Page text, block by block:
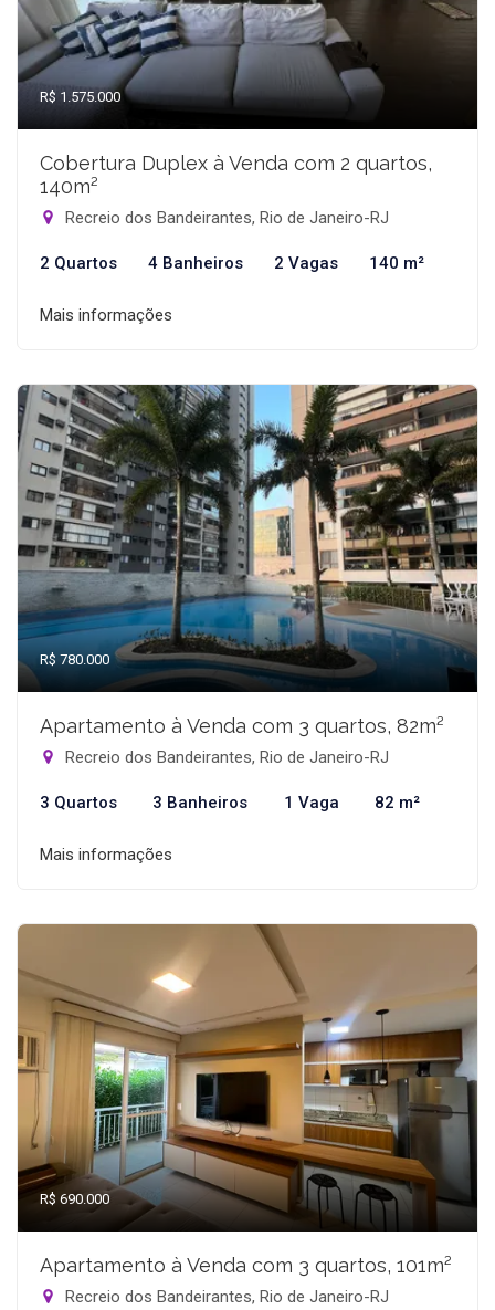
R$ 1.575.000
Cobertura Duplex à Venda com 2 quartos,
140m²
Recreio dos Bandeirantes, Rio de Janeiro-RJ
2 Quartos 4 Banheiros 2 Vagas 140 m²
Mais informações
R$ 780.000
Apartamento à Venda com 3 quartos, 82m²
Recreio dos Bandeirantes, Rio de Janeiro-RJ
3 Quartos 3 Banheiros 1 Vaga 82 m²
Mais informações
R$ 690.000
Apartamento à Venda com 3 quartos, 101m²
Recreio dos Bandeirantes, Rio de Janeiro-RJ